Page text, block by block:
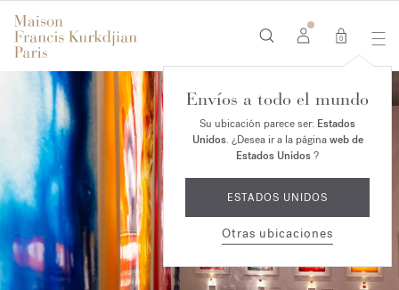
0
Envíos a todo el mundo
Su ubicación parece ser: Estados
Unidos. ¿Desea ir a la páginaweb de
Estados Unidos?
ESTADOS UNIDOS
Otras ubicaciones